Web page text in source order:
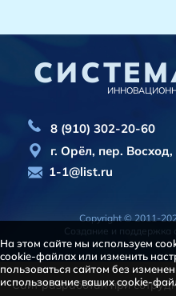
8 (910) 302-20-60
г. Орёл, пер.
1-1@list.ru
Copyright © 2011-
Создание и поддержка
Сайт разработан при
На этом сайте мы используем
cookie-файлах или изменить
пользоваться сайтом без
использование ваших cookie-